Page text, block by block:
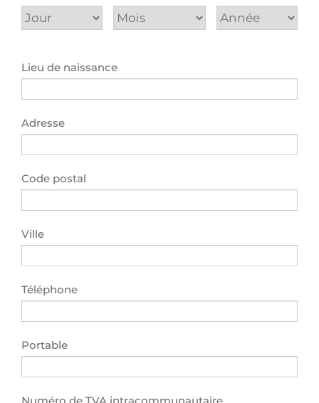
Lieu de naissance
Adresse
Code postal
Ville
Téléphone
Portable